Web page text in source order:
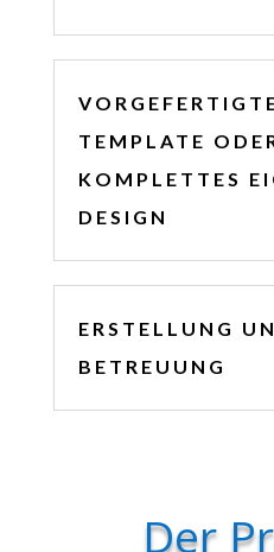
TEMPLATE
KOMPLETTES
DESIGN
ERSTELLUNG
BETREUUNG
Der